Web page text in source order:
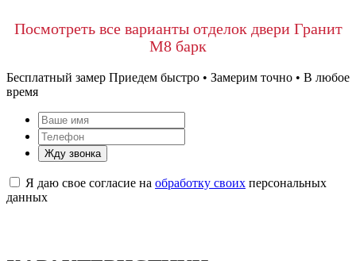
Посмотреть все варианты отделок двери Гранит
М8 барк
Бесплатный замер Приедем быстро • Замерим точно • В любое
время
Жду звонка
Я даю свое согласие на обработку своих персональных
данных